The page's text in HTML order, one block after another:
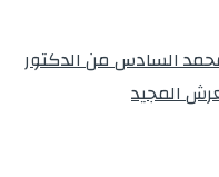
السادس من الدكتور
المجيد